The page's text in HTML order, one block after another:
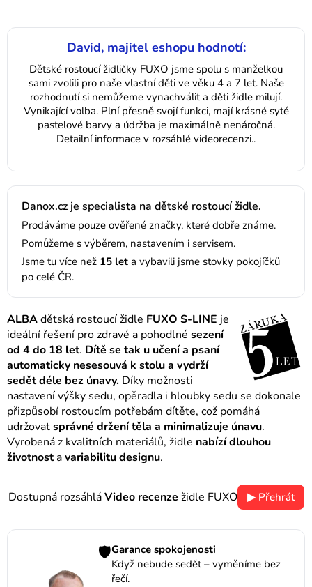
Danox.cz je specialista na dětské rostoucí židle.
Prodáváme pouze ověřené značky, které dobře známe.
Pomůžeme s výběrem, nastavením i servisem.
Jsme tu více než 15 let a vybavili jsme stovky pokojíčků
po celé ČR.
ALBAdětská rostoucí židle FUXO S-LINE je
ideální řešení pro zdravé a pohodlné sezení
od 4 do 18 let. Dítě se tak u učení a psaní
automaticky nesesouvá k stolu a vydrží
sedět déle bez únavy. Díky možnosti
nastavení výšky sedu, opěradla i hloubky sedu se dokonale
přizpůsobí rostoucím potřebám dítěte, což pomáhá
udržovatsprávné držení těla a minimalizuje únavu.
Vyrobená z kvalitních materiálů, židle nabízí dlouhou
životnostavariabilitu designu.
Dostupná rozsáhláVideo recenze židle FUXO ▶ Přehrát
🛡️Garance spokojenosti
Když nebude sedět – vyměníme bez
řečí.
David, majitel eshopu hodnotí:
Dětské rostoucí židličky FUXO jsme spolu s manželkou
sami zvolili pro naše vlastní děti ve věku 4 a 7 let. Naše
rozhodnutí si nemůžeme vynachválit a děti židle milují.
Vynikající volba. Plní přesně svojí funkci, mají krásné syté
pastelové barvy a údržba je maximálně nenáročná.
Detailní informace v rozsáhlé videorecenzi..